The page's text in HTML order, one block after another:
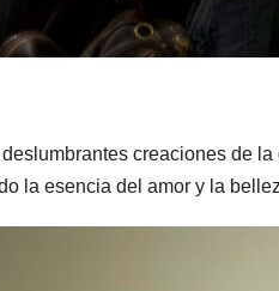
creaciones de
la esencia del amor y la